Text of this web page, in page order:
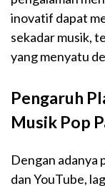
inovatif dapat
sekadar musik,
yang menyatu
Pengaruh
Musik Pop
Dengan
dan YouTube,